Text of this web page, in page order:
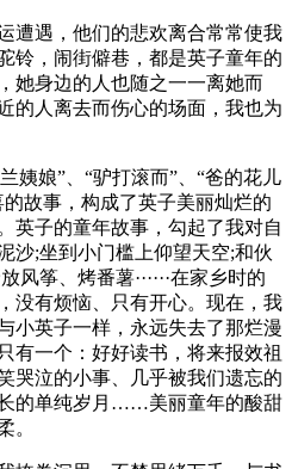
遭遇，他们的悲欢离合常常使我
铃，闹街僻巷，都是英子童年的
她身边的人也随之一一离她而
的人离去而伤心的场面，我也为
姨娘”、“驴打滚而”、“爸的花儿
故事，构成了英子美丽灿烂的
英子的童年故事，勾起了我对自
沙;坐到小门槛上仰望天空;和伙
筝、烤番薯······在家乡时的
没有烦恼、只有开心。现在，我
小英子一样，永远失去了那烂漫
有一个：好好读书，将来报效祖
哭泣的小事、几乎被我们遗忘的
的单纯岁月……美丽童年的酸甜
。